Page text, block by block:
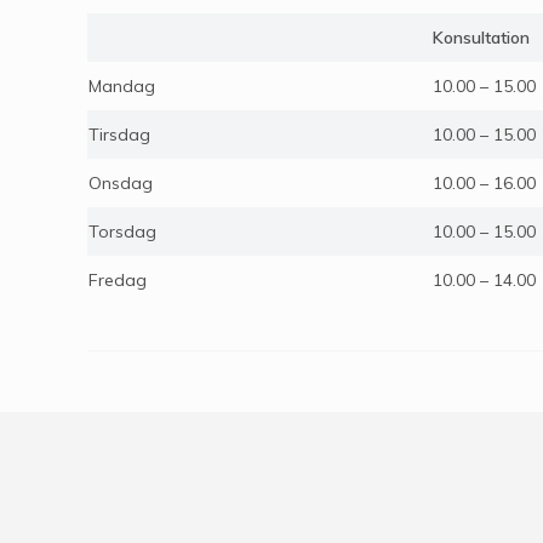
Konsultation
Mandag 10.00 – 15.00
Tirsdag 10.00 – 15.00
Onsdag 10.00 – 16.00
Torsdag 10.00 – 15.00
Fredag 10.00 – 14.00